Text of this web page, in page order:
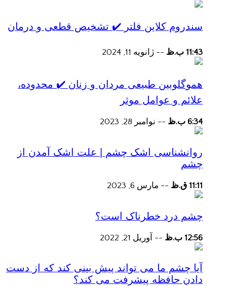
سندروم کلاین فلتر ✔️ تشخیص قطعی و درمان
11:43 ب.ظ -- ژانویه 11, 2024
هموگلوبین طبیعی مردان و زنان ✔️ محدوده،
علائم و عوامل موثر
6:34 ب.ظ -- نوامبر 28, 2023
روانشناسی اشک چشم | علت اشک آمدن از
چشم
11:11 ق.ظ -- مارس 6, 2023
چشم درد خطرناک است؟
12:56 ب.ظ -- آوریل 21, 2022
آیا چشم ما می تواند پیش بینی کند که از دست
دادن حافظه پیشرفت می کند؟